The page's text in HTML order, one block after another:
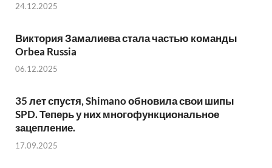
24.12.2025
Виктория Замалиева стала частью команды
Orbea Russia
06.12.2025
35 лет спустя, Shimano обновила свои шипы
SPD. Теперь у них многофункциональное
зацепление.
17.09.2025